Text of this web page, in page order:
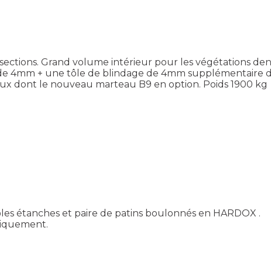
Grand volume intérieur pour les végétations
4mm + une tôle de blindage de 4mm supplémentaire
dont le nouveau marteau B9 en option. Poids 1900 kg
étanches et paire de patins boulonnés en HARDOX .